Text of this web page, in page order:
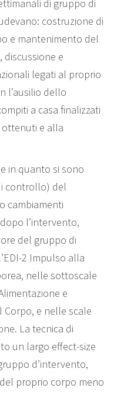
di gruppo di
costruzione di
e mantenimento del
discussione e
legati al proprio
l’ausilio dello
a casa finalizzati
ottenuti e alla
in quanto si sono
controllo) del
cambiamenti
l’intervento,
del gruppo di
2 Impulso alla
nelle sottoscale
e
Corpo, e nelle scale
La tecnica di
un largo effect-size
d’intervento,
proprio corpo meno